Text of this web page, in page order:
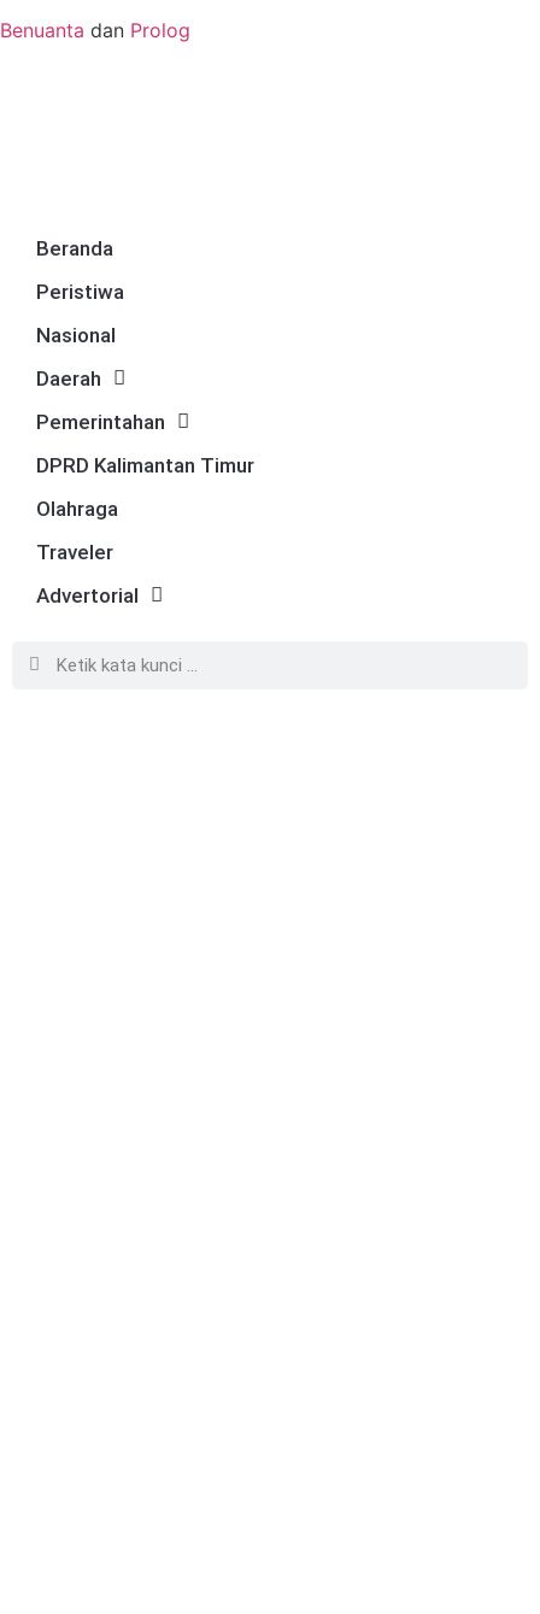
Benuanta dan Prolog
Beranda
Peristiwa
Nasional
Daerah
Pemerintahan
DPRD Kalimantan Timur
Olahraga
Traveler
Advertorial